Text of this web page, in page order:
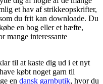
et hav af strikkeopskrifter,
du frit kan downloade. Du
en bog eller et hæfte,
mange interessante
til at kaste dig ud i et nyt
købt noget garn til
en dansk garnbutik, hvor du